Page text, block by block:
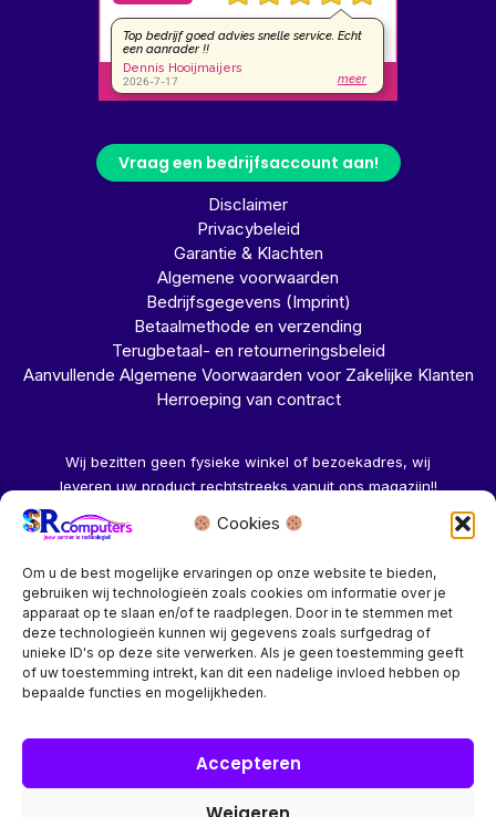
Cookies
Om u de best mogelijke ervaringen op onze website te bieden,
gebruiken wij technologieën zoals cookies om informatie over je
apparaat op te slaan en/of te raadplegen. Door in te stemmen met
deze technologieën kunnen wij gegevens zoals surfgedrag of
unieke ID's op deze site verwerken. Als je geen toestemming geeft
of uw toestemming intrekt, kan dit een nadelige invloed hebben op
bepaalde functies en mogelijkheden.
Accepteren
Vraag een bedrijfsaccount aan!
Disclaimer
Privacybeleid
Garantie & Klachten
Algemene voorwaarden
Bedrijfsgegevens (Imprint)
Betaalmethode en verzending
Terugbetaal- en retourneringsbeleid
Aanvullende Algemene Voorwaarden voor Zakelijke Klanten
Herroeping van contract
Wij bezitten geen fysieke winkel of bezoekadres, wij
leveren uw product rechtstreeks vanuit ons magazijn!!
Herroeping aanvragen →
Bedrijf? vraag een account aan voor speciale prijzen!